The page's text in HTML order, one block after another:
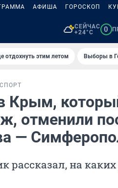
АФИША ГОРОСКОП
СЕЙЧАС
+24°C
0
отдохнуть этим летом Выборы в
Крым,
отменили
—
рассказал, на